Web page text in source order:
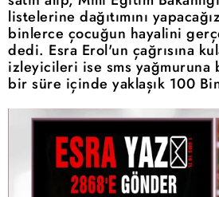
listelerine dağıtımını
binlerce çocuğun hayalini
dedi. Esra Erol'un çağrısına
izleyicileri ise sms yağmuruna
bir süre içinde yaklaşık 100